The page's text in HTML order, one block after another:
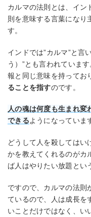
カルマの法則とは、イン
則を意味する言葉になり
す。
インドでは”カルマ”と言
う）”とも言われていま
報と同じ意味を持ってお
ることを指すのです。
人の魂は何度も生まれ変
できるようになっていま
どうして人を殺してはい
かを教えてくれるのがカ
ば人はやりたい放題とい
ですので、カルマの法則
ているので、人は成長を
いことだけではなく、い